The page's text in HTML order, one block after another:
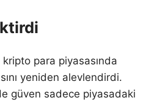
kripto para piyasasında
yeniden alevlendirdi.
güven sadece piyasadaki